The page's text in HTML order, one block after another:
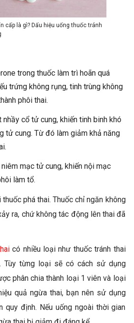
cấp là gì? Dấu hiệu uống thuốc tránh
trong thuốc làm trì hoãn quá
trứng không rụng, tinh trùng không
phôi thai.
cổ tử cung, khiến tinh binh khó
tử cung. Từ đó làm giảm khả năng
mạc tử cung, khiến nội mạc
làm tổ.
phá thai. Thuốc chỉ ngăn không
ra, chứ không tác động lên thai đã
có nhiều loại như thuốc tránh thai
Tùy từng loại sẽ có cách sử dụng
phân chia thành loại 1 viên và loại
quả ngừa thai, bạn nên sử dụng
quy định. Nếu uống ngoài thời gian